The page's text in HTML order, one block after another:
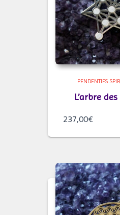
PENDENTIFS
L’arbre
237,00€